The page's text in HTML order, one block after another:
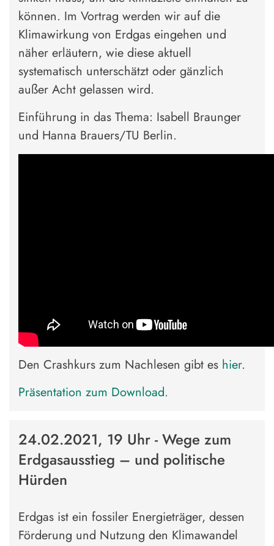
können. Im Vortrag werden wir auf die
Klimawirkung von Erdgas eingehen und
näher erläutern, wie diese aktuell
systematisch unterschätzt oder gänzlich
außer Acht gelassen wird.
Einführung in das Thema: Isabell Braunger
und Hanna Brauers/TU Berlin.
Den Crashkurs zum Nachlesen gibt es hier.
Präsentation zum Download.
24.02.2021, 19 Uhr - Wege zum
Erdgasausstieg – und politische
Hürden
Erdgas ist ein fossiler Energieträger, dessen
Förderung und Nutzung den Klimawandel